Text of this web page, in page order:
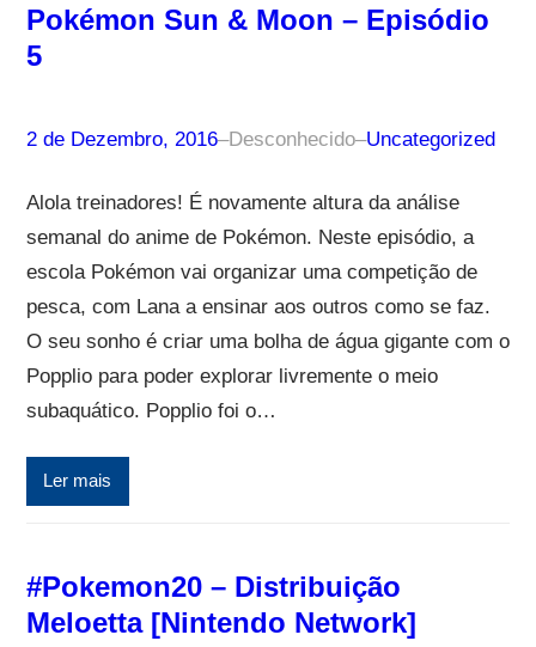
Pokémon Sun & Moon – Episódio
5
2 de Dezembro, 2016–Desconhecido–Uncategorized
Alola treinadores! É novamente altura da análise
semanal do anime de Pokémon. Neste episódio, a
escola Pokémon vai organizar uma competição de
pesca, com Lana a ensinar aos outros como se faz.
O seu sonho é criar uma bolha de água gigante com o
Popplio para poder explorar livremente o meio
subaquático. Popplio foi o…
Ler mais
#Pokemon20 – Distribuição
Meloetta [Nintendo Network]